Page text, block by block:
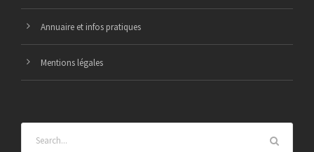
Annuaire et infos pratiques
Mentions légales